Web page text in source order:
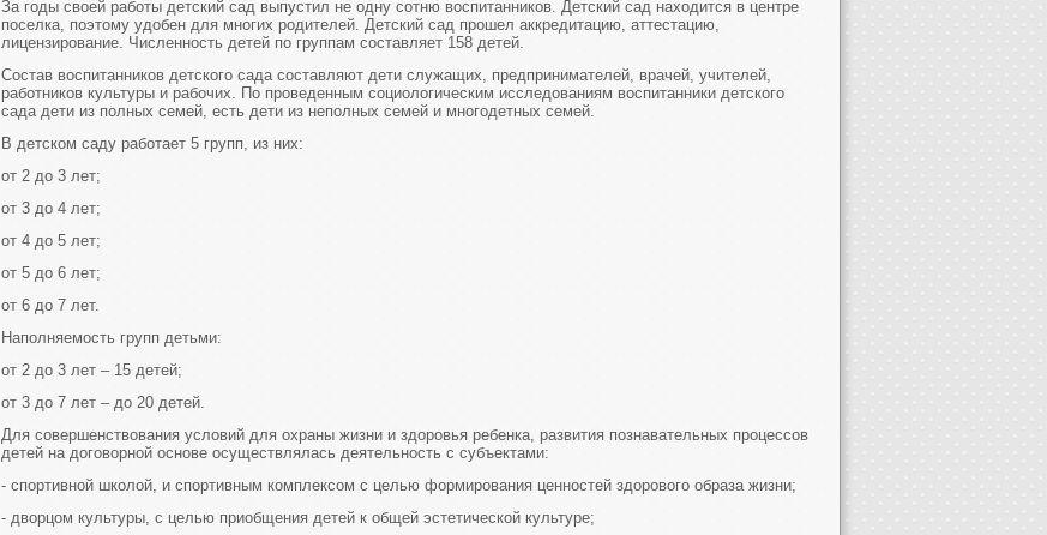
За годы своей работы детский сад выпустил не одну сотню воспитанников. Детский сад находится в центре
поселка, поэтому удобен для многих родителей. Детский сад прошел аккредитацию, аттестацию,
лицензирование. Численность детей по группам составляет 158 детей.
Состав воспитанников детского сада составляют дети служащих, предпринимателей, врачей, учителей,
работников культуры и рабочих. По проведенным социологическим исследованиям воспитанники детского
сада дети из полных семей, есть дети из неполных семей и многодетных семей.
В детском саду работает 5 групп, из них:
от 2 до 3 лет;
от 3 до 4 лет;
от 4 до 5 лет;
от 5 до 6 лет;
от 6 до 7 лет.
Наполняемость групп детьми:
от 2 до 3 лет – 15 детей;
от 3 до 7 лет – до 20 детей.
Для совершенствования условий для охраны жизни и здоровья ребенка, развития познавательных процессов
детей на договорной основе осуществлялась деятельность с субъектами:
- спортивной школой, и спортивным комплексом с целью формирования ценностей здорового образа жизни;
- дворцом культуры, с целью приобщения детей к общей эстетической культуре;